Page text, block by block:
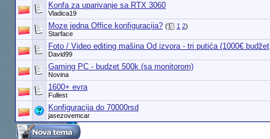
Konfa za uparivanje sa RTX 3060
Vladica19
Moze jedna Office konfiguracija? ( 1 2)
Starface
Foto / Video editing mašina Od izvora - tri putića (1000€
David99
Gaming PC - budzet 500k (sa monitorom)
Novina
1600+ evra
Fullest
Konfiguracija do 70000rsd
jasezovemcar